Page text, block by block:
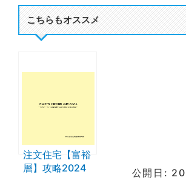
こちらもオススメ
注文住宅【富裕
層】攻略2024
公開日: